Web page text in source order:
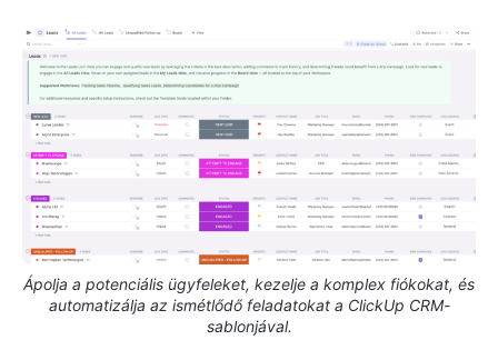
Ápolja a potenciális ügyfeleket, kezelje a komplex fiókokat, és
automatizálja az ismétlődő feladatokat a ClickUp CRM-
sablonjával.